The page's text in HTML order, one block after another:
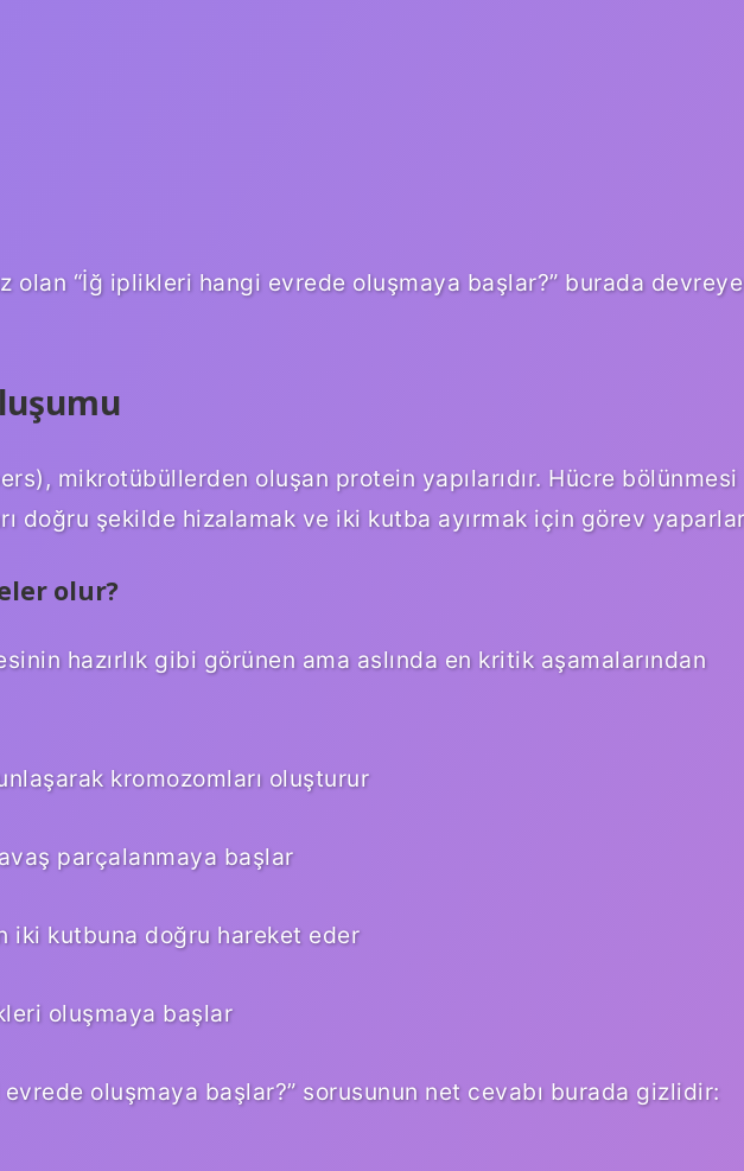
olan “İğ iplikleri hangi evrede oluşmaya başlar?” burada devreye
mikrotübüllerden oluşan protein yapılarıdır. Hücre bölünmesi
doğru şekilde hizalamak ve iki kutba ayırmak için görev
olur?
hazırlık gibi görünen ama aslında en kritik aşamalarından
kromozomları oluşturur
parçalanmaya başlar
iki kutbuna doğru hareket eder
oluşmaya başlar
oluşmaya başlar?” sorusunun net cevabı burada gizlidir: